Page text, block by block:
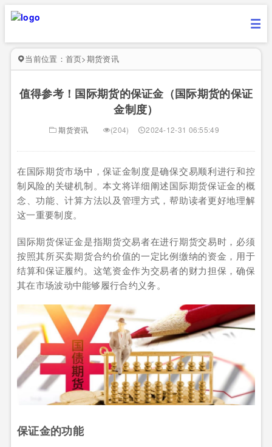
当前位置： 首页>期货资讯
值得参考！国际期货的保证金（国际期货的保证
金制度）
期货资讯 (204) 2024-12-31 06:55:49
在国际期货市场中，保证金制度是确保交易顺利进行和控
制风险的关键机制。本文将详细阐述国际期货保证金的概
念、功能、计算方法以及管理方式，帮助读者更好地理解
这一重要制度。
国际期货保证金是指期货交易者在进行期货交易时，必须
按照其所买卖期货合约价值的一定比例缴纳的资金，用于
结算和保证履约。这笔资金作为交易者的财力担保，确保
其在市场波动中能够履行合约义务。
保证金的功能